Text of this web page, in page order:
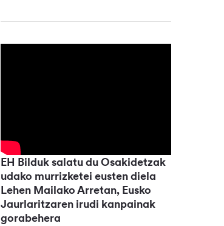
EH Bilduk salatu du Osakidetzak
udako murrizketei eusten diela
Lehen Mailako Arretan, Eusko
Jaurlaritzaren irudi kanpainak
gorabehera